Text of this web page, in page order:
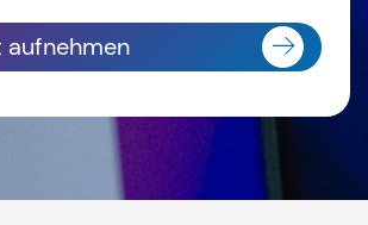
aufnehmen